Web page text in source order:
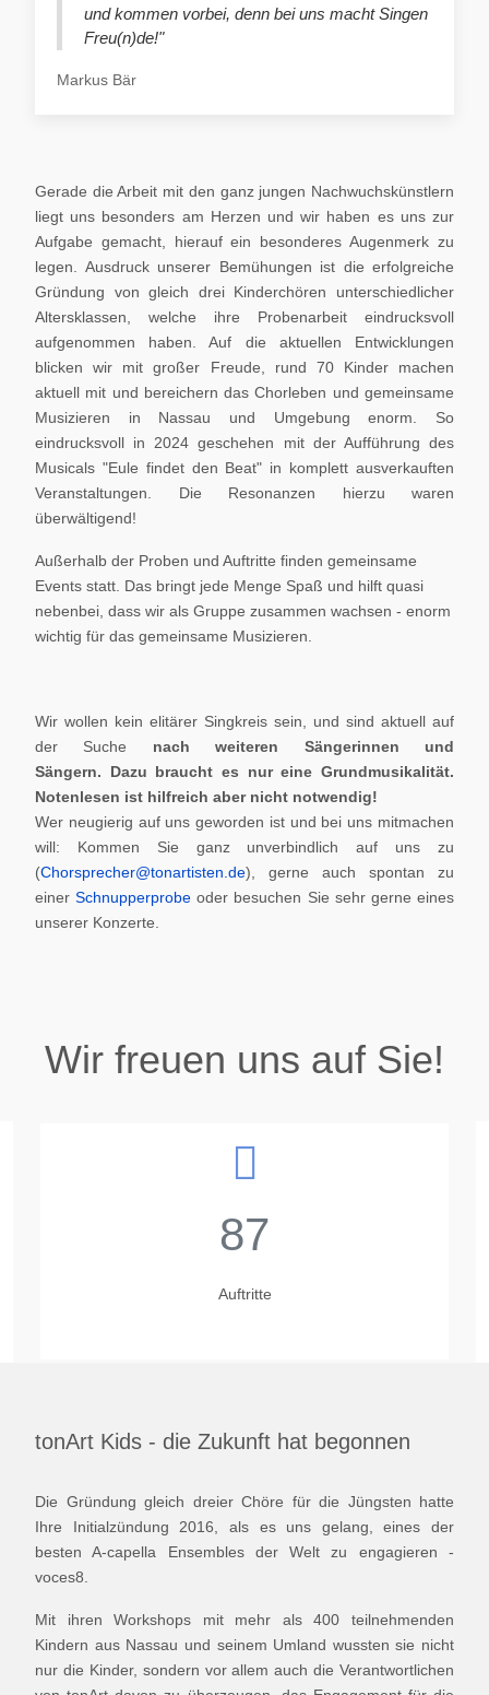
und kommen vorbei, denn bei uns macht Singen
Freu(n)de!"
Markus Bär
Gerade die Arbeit mit den ganz jungen Nachwuchskünstlern
liegt uns besonders am Herzen und wir haben es uns zur
Aufgabe gemacht, hierauf ein besonderes Augenmerk zu
legen. Ausdruck unserer Bemühungen ist die erfolgreiche
Gründung von gleich drei Kinderchören unterschiedlicher
Altersklassen, welche ihre Probenarbeit eindrucksvoll
aufgenommen haben. Auf die aktuellen Entwicklungen
blicken wir mit großer Freude, rund 70 Kinder machen
aktuell mit und bereichern das Chorleben und gemeinsame
Musizieren in Nassau und Umgebung enorm. So
eindrucksvoll in 2024 geschehen mit der Aufführung des
Musicals "Eule findet den Beat" in komplett ausverkauften
Veranstaltungen. Die Resonanzen hierzu waren
überwältigend!
Außerhalb der Proben und Auftritte finden gemeinsame
Events statt. Das bringt jede Menge Spaß und hilft quasi
nebenbei, dass wir als Gruppe zusammen wachsen - enorm
wichtig für das gemeinsame Musizieren.
Wir wollen kein elitärer Singkreis sein, und sind aktuell auf
der Suche nach weiteren Sängerinnen und
Sängern. Dazu braucht es nur eine Grundmusikalität.
Notenlesen ist hilfreich aber nicht notwendig!
Wer neugierig auf uns geworden ist und bei uns mitmachen
will: Kommen Sie ganz unverbindlich auf uns zu
(Chorsprecher@tonartisten.de), gerne auch spontan zu
einerSchnupperprobe oder besuchen Sie sehr gerne eines
unserer Konzerte.
Wir freuen uns auf Sie!
87
Auftritte
tonArt Kids - die Zukunft hat begonnen
Die Gründung gleich dreier Chöre für die Jüngsten hatte
Ihre Initialzündung 2016, als es uns gelang, eines der
besten A-capella Ensembles der Welt zu engagieren -
voces8.
Mit ihren Workshops mit mehr als 400 teilnehmenden
Kindern aus Nassau und seinem Umland wussten sie nicht
nur die Kinder, sondern vor allem auch die Verantwortlichen